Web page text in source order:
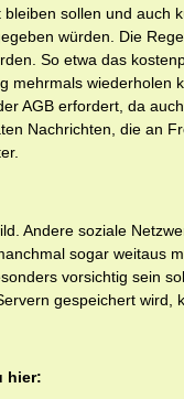
sollen und auch
würden. Die
So etwa das
mehrmals wiederholen
AGB erfordert, da
Nachrichten, die an
Andere soziale
sogar weitaus
vorsichtig sein
gespeichert wird,
hier: